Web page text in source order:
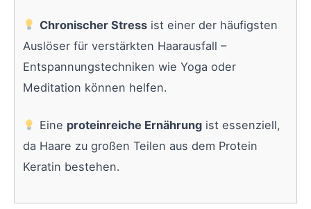
Chronischer Stressist einer der häufigsten
Auslöser für verstärkten Haarausfall –
Entspannungstechniken wie Yoga oder
Meditation können helfen.
Eine proteinreiche Ernährungist essenziell,
da Haare zu großen Teilen aus dem Protein
Keratin bestehen.